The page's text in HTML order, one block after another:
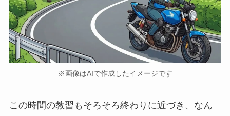
※画像はAIで作成したイメージです
この時間の教習もそろそろ終わりに近づき、なん